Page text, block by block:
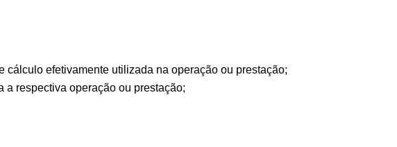
efetivamente utilizada na operação ou prestação;
a respectiva operação ou prestação;